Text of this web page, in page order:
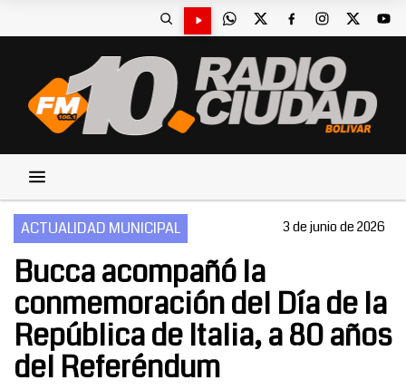
ACTUALIDAD MUNICIPAL 3 de junio de 2026
Bucca acompañó la
conmemoración del Día de la
República de Italia, a 80 años
del Referéndum